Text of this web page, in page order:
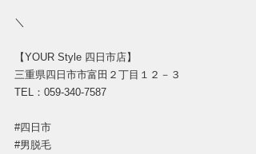
＼
【YOUR Style 四日市店】
三重県四日市市富田２丁目１２－３
TEL：059-340-7587
#四日市
#男脱毛